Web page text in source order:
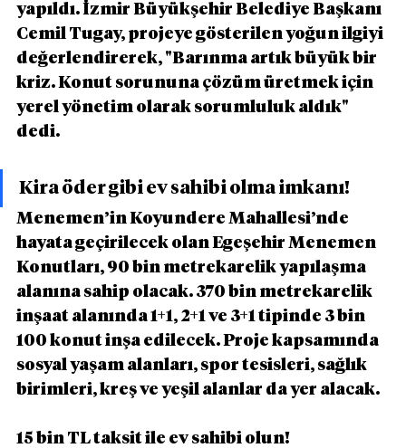
yapıldı. İzmir Büyükşehir Belediye Başkanı
Cemil Tugay, projeye gösterilen yoğun ilgiyi
değerlendirerek, "Barınma artık büyük bir
kriz. Konut sorununa çözüm üretmek için
yerel yönetim olarak sorumluluk aldık"
dedi.
Kira öder gibi ev sahibi olma imkanı!
Menemen’in Koyundere Mahallesi’nde
hayata geçirilecek olan Egeşehir Menemen
Konutları, 90 bin metrekarelik yapılaşma
alanına sahip olacak. 370 bin metrekarelik
inşaat alanında 1+1, 2+1 ve 3+1 tipinde 3 bin
100 konut inşa edilecek. Proje kapsamında
sosyal yaşam alanları, spor tesisleri, sağlık
birimleri, kreş ve yeşil alanlar da yer alacak.
15 bin TL taksit ile ev sahibi olun!